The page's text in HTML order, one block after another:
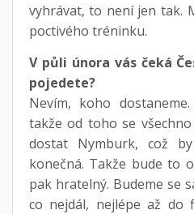
vyhrávat, to není jen tak.
poctivého tréninku.
V půli února vás čeká
pojedete?
Nevím, koho
takže od toho se
dostat Nymburk, což
konečná. Takže bude to
pak hratelný. Budeme se
co nejdál, nejlépe až do